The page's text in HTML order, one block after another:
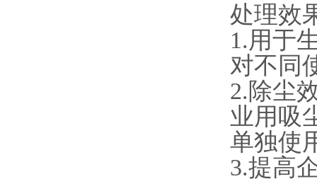
处理效
1.用于
对不同
2.除尘
业用吸
单独使
3.提高